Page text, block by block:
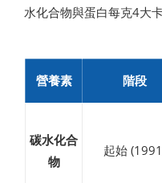
水化合物與蛋白每克4大
營養素 階段
碳水化合
物
起始